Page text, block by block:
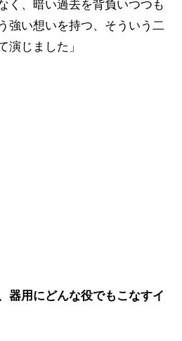
く、暗い過去を背負いつつも
強い想いを持つ、そういう二
演じました」
用にどんな役でもこなすイ